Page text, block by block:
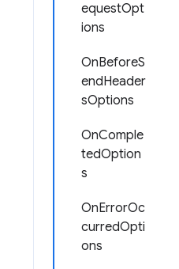
equestOpt
ions
OnBeforeS
endHeader
sOptions
OnComple
tedOption
s
OnErrorOc
curredOpti
ons